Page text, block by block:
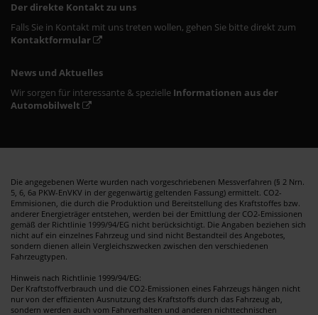
Der direkte Kontakt zu uns
Falls Sie in Kontakt mit uns treten wollen, gehen Sie bitte direkt zum
Kontaktformular
News und Aktuelles
Wir sorgen für interessante & spezielle Informationen aus der
Automobilwelt
Die angegebenen Werte wurden nach vorgeschriebenen Messverfahren (§ 2 Nrn.
5, 6, 6a PKW-EnVKV in der gegenwärtig geltenden Fassung) ermittelt. CO2-
Emmisionen, die durch die Produktion und Bereitstellung des Kraftstoffes bzw.
anderer Energieträger entstehen, werden bei der Emittlung der CO2-Emissionen
gemäß der Richtlinie 1999/94/EG nicht berücksichtigt. Die Angaben beziehen sich
nicht auf ein einzelnes Fahrzeug und sind nicht Bestandteil des Angebotes,
sondern dienen allein Vergleichszwecken zwischen den verschiedenen
Fahrzeugtypen.
Hinweis nach Richtlinie 1999/94/EG:
Der Kraftstoffverbrauch und die CO2-Emissionen eines Fahrzeugs hängen nicht
nur von der effizienten Ausnutzung des Kraftstoffs durch das Fahrzeug ab,
sondern werden auch vom Fahrverhalten und anderen nichttechnischen